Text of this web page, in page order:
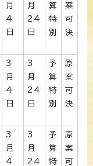
月
4
日
月
24
日
算
特
別
案
可
決
3
月
4
日
3
月
24
日
予
算
特
別
原
案
可
決
3
月
4
3
月
24
予
算
特
原
案
可